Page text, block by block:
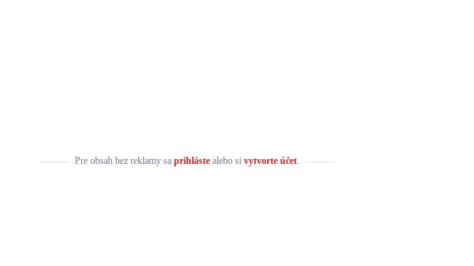
Pre obsah bez reklamy sa prihlástealebo si vytvorte účet.